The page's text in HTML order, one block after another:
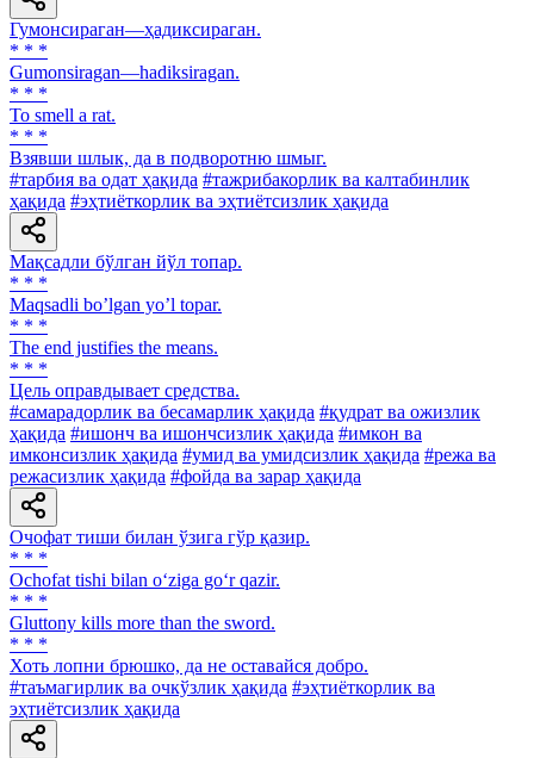
Гумонсираган—ҳадиксираган.
* * *
Gumonsiragan—hadiksiragan.
* * *
To smell a rat.
* * *
Взявши шлык, да в подворотню шмыг.
#тарбия ва одат ҳақида #тажрибакорлик ва калтабинлик
ҳақида #эҳтиёткорлик ва эҳтиётсизлик ҳақида
Мақсадли бўлган йўл топар.
* * *
Maqsadli boʼlgan yoʼl topar.
* * *
The end justifies the means.
* * *
Цель оправдывает средства.
#самарадорлик ва бесамарлик ҳақида #қудрат ва ожизлик
ҳақида #ишонч ва ишончсизлик ҳақида #имкон ва
имконсизлик ҳақида #умид ва умидсизлик ҳақида #режа ва
режасизлик ҳақида #фойда ва зарар ҳақида
Очофат тиши билан ўзига гўр қазир.
* * *
Ochofat tishi bilan o‘ziga go‘r qazir.
* * *
Gluttony kills more than the sword.
* * *
Хоть лопни брюшко, да не оставайся добро.
#таъмагирлик ва очкўзлик ҳақида #эҳтиёткорлик ва
эҳтиётсизлик ҳақида